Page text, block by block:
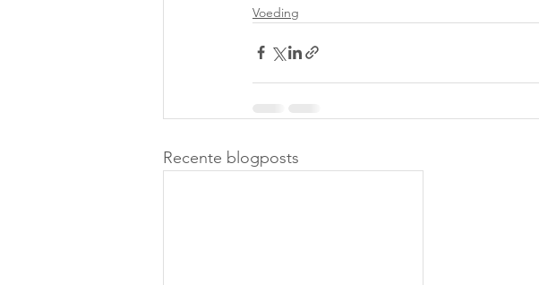
Voeding
Recente blogposts